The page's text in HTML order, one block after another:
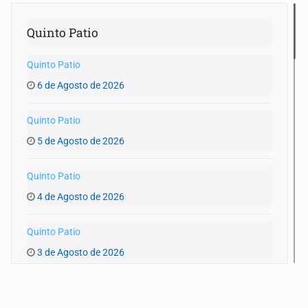
Quinto Patio
Quinto Patio
6 de Agosto de 2026
Quinto Patio
5 de Agosto de 2026
Quinto Patio
4 de Agosto de 2026
Quinto Patio
3 de Agosto de 2026